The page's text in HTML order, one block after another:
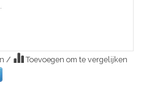
/ Toevoegen om te vergelijken